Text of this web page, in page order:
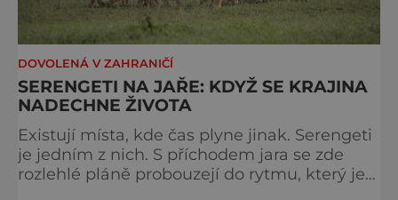
DOVOLENÁ V ZAHRANIČÍ
SERENGETI NA JAŘE: KDYŽ SE KRAJINA
NADECHNE ŽIVOTA
Existují místa, kde čas plyne jinak. Serengeti
je jedním z nich. S příchodem jara se zde
rozlehlé pláně probouzejí do rytmu, který je